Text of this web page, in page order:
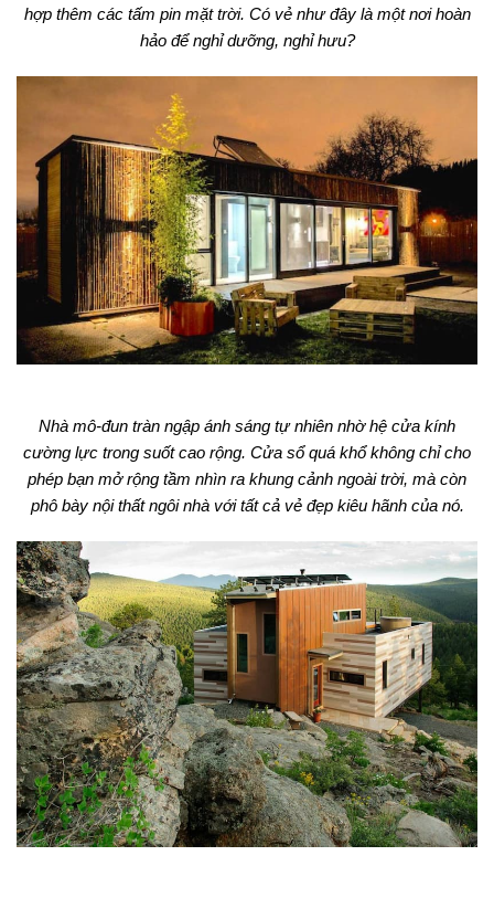
hợp thêm các tấm pin mặt trời. Có vẻ như đây là một nơi hoàn
hảo để nghỉ dưỡng, nghỉ hưu?
Nhà mô-đun tràn ngập ánh sáng tự nhiên nhờ hệ cửa kính
cường lực trong suốt cao rộng. Cửa sổ quá khổ không chỉ cho
phép bạn mở rộng tầm nhìn ra khung cảnh ngoài trời, mà còn
phô bày nội thất ngôi nhà với tất cả vẻ đẹp kiêu hãnh của nó.